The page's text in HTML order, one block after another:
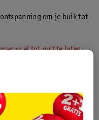
om je buik tot
snel tot rust te laten
maar het is